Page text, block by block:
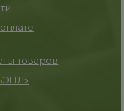
товаров